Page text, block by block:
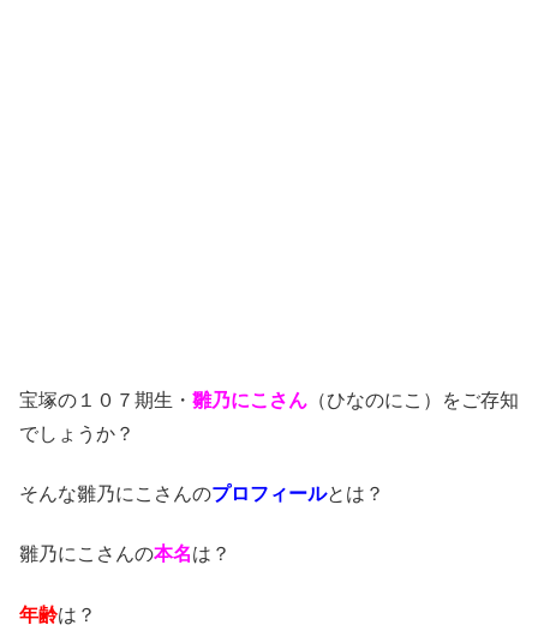
宝塚の１０７期生・ 雛乃にこさん （ひなのにこ）をご存知
でしょうか？
そんな雛乃にこさんのプロフィールとは？
雛乃にこさんの本名は？
年齢は？